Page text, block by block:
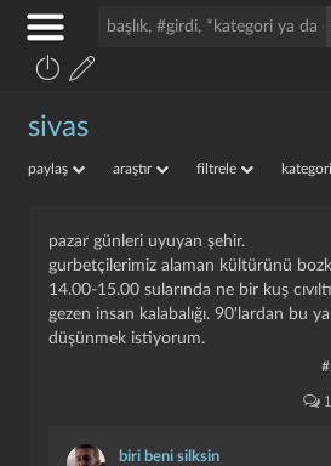
sivas
paylaş araştır filtrele kategori
pazar günleri uyuyan şehir.
gurbetçilerimiz alaman kültürünü
14.00-15.00 sularında ne bir kuş
gezen insan kalabalığı. 90'lardan bu
düşünmek istiyorum.
1
biri beni silksin